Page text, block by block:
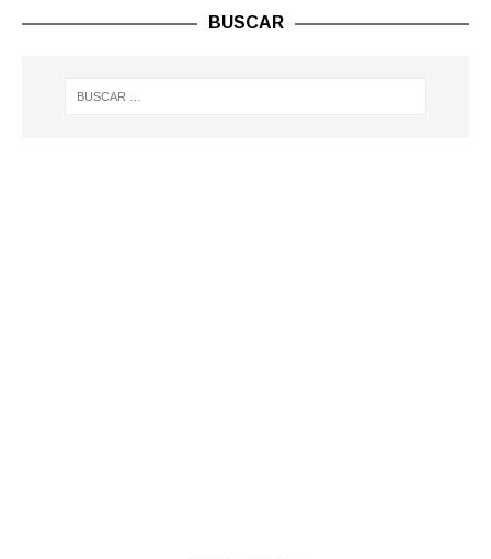
BUSCAR